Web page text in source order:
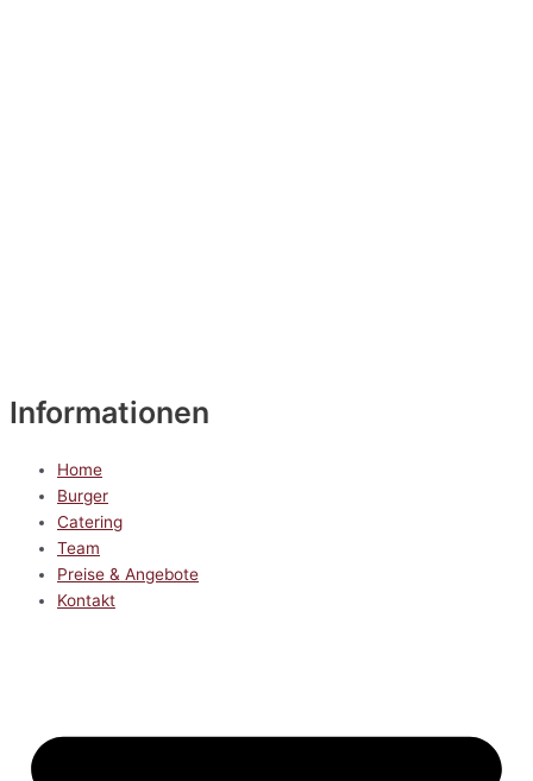
Informationen
Home
Burger
Catering
Team
Preise & Angebote
Kontakt